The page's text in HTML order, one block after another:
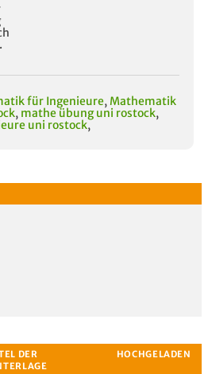
für Ingenieure, Mathematik
, mathe übung uni rostock,
uni rostock,